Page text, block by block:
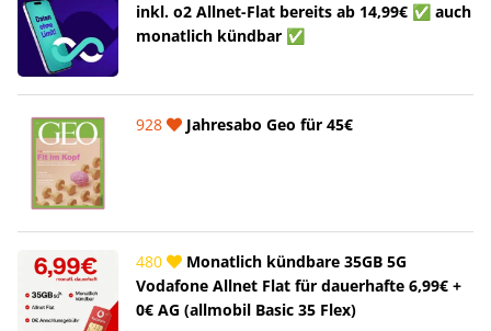
inkl. o2 Allnet-Flat bereits ab 14,99€ ✅ auch
monatlich kündbar ✅
928 Jahresabo Geo für 45€
480
Monatlich kündbare 35GB 5G
Vodafone Allnet Flat für dauerhafte 6,99€ +
0€ AG (allmobil Basic 35 Flex)